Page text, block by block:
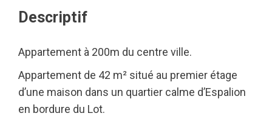
Descriptif
Appartement à 200m du centre ville.
Appartement de 42 m² situé au premier étage
d’une maison dans un quartier calme d’Espalion
en bordure du Lot.